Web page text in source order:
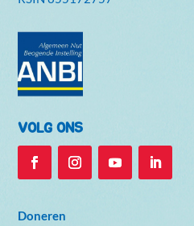
VOLG ONS
Doneren